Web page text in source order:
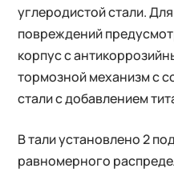
углеродистой стали.
повреждений
корпус с
тормозной механизм с
стали с добавлением
В тали установлено 2
равномерного